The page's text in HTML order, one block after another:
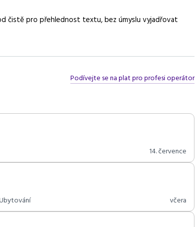
čistě pro přehlednost textu, bez úmyslu vyjadřovat
Podívejte se na plat pro profesi operátor
14. července
včera